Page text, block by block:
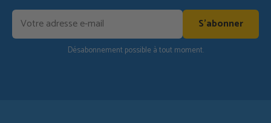
S'abonner
Désabonnement possible à tout moment.